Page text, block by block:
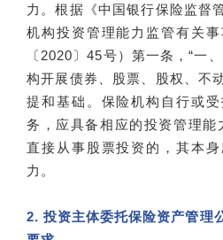
力。根据《中国银行保险监督
机构投资管理能力监管有关
〔2020〕45号）第一条，“一
构开展债券、股票、股权、不
提和基础。保险机构自行或
务，应具备相应的投资管理能
直接从事股票投资的，其本
力。
2. 投资主体委托保险资产管理